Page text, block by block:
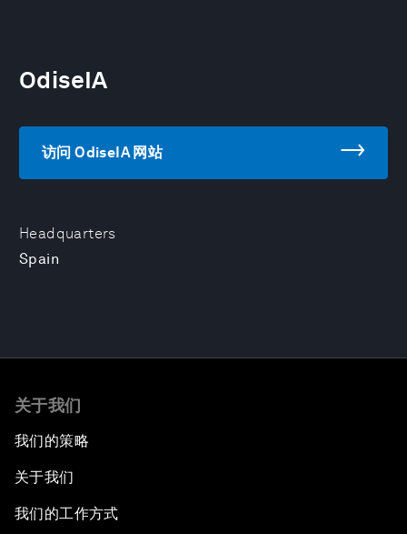
Headquarters
Spain
OdiseIA
访问 OdiseIA 网站
关于我们
我们的策略
关于我们
我们的工作方式